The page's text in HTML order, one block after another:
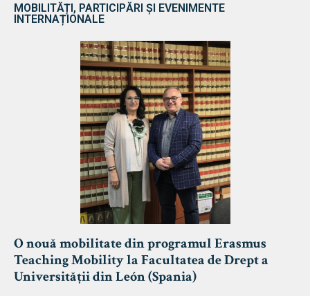
MOBILITĂȚI, PARTICIPĂRI ȘI EVENIMENTE
INTERNAȚIONALE
O nouă mobilitate din programul Erasmus
Teaching Mobility la Facultatea de Drept a
Universității din León (Spania)